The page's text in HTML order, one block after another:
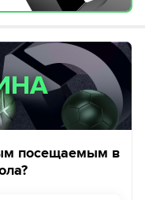
посещаемым в